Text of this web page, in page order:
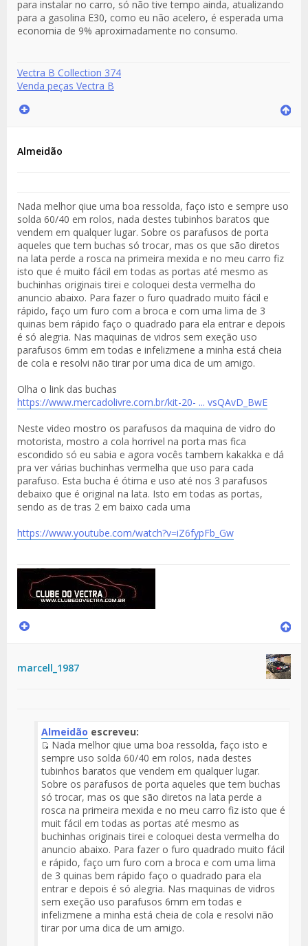
para instalar no carro, só não tive tempo ainda, atualizando
para a gasolina E30, como eu não acelero, é esperada uma
economia de 9% aproximadamente no consumo.
Vectra B Collection 374
Venda peças Vectra B
Almeidão
Nada melhor qiue uma boa ressolda, faço isto e sempre uso
solda 60/40 em rolos, nada destes tubinhos baratos que
vendem em qualquer lugar. Sobre os parafusos de porta
aqueles que tem buchas só trocar, mas os que são diretos
na lata perde a rosca na primeira mexida e no meu carro fiz
isto que é muito fácil em todas as portas até mesmo as
buchinhas originais tirei e coloquei desta vermelha do
anuncio abaixo. Para fazer o furo quadrado muito fácil e
rápido, faço um furo com a broca e com uma lima de 3
quinas bem rápido faço o quadrado para ela entrar e depois
é só alegria. Nas maquinas de vidros sem exeção uso
parafusos 6mm em todas e infelizmene a minha está cheia
de cola e resolvi não tirar por uma dica de um amigo.
Olha o link das buchas
https://www.mercadolivre.com.br/kit-20- ... vsQAvD_BwE
Neste video mostro os parafusos da maquina de vidro do
motorista, mostro a cola horrivel na porta mas fica
escondido só eu sabia e agora vocês tambem kakakka e dá
pra ver várias buchinhas vermelha que uso para cada
parafuso. Esta bucha é ótima e uso até nos 3 parafusos
debaixo que é original na lata. Isto em todas as portas,
sendo as de tras 2 em baixo cada uma
https://www.youtube.com/watch?v=iZ6fypFb_Gw
marcell_1987
Almeidão escreveu:
Fuente
del
Mensaje
Nada melhor qiue uma boa ressolda, faço isto e
sempre uso solda 60/40 em rolos, nada destes
tubinhos baratos que vendem em qualquer lugar.
Sobre os parafusos de porta aqueles que tem buchas
só trocar, mas os que são diretos na lata perde a
rosca na primeira mexida e no meu carro fiz isto que é
muit fácil em todas as portas até mesmo as
buchinhas originais tirei e coloquei desta vermelha do
anuncio abaixo. Para fazer o furo quadrado muito fácil
e rápido, faço um furo com a broca e com uma lima
de 3 quinas bem rápido faço o quadrado para ela
entrar e depois é só alegria. Nas maquinas de vidros
sem exeção uso parafusos 6mm em todas e
infelizmene a minha está cheia de cola e resolvi não
tirar por uma dica de um amigo.